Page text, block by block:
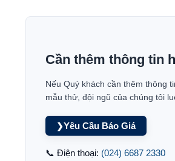
Cần thêm thông tin
Nếu Quý khách cần thêm thông
mẫu thử, đội ngũ của chúng tôi
❯Yêu Cầu Báo Giá
📞 Điện thoại: (024) 6687 2330